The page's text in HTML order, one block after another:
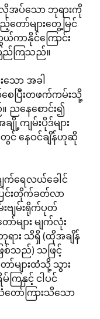
ပ်သော ဘုရားကို
ော်များတွေ့မြင်
ာနိုင်ကြောင်း
ြည်ကြသည်။
သော အခါ
ေပြီးတဖက်ကမ်းသို့
ညနေစောင်း၍
ကျမ်းပိုဒ်များ
င် နေဝင်ချိန်ဟုဆို
က်ရေလယ်ခေါင်
င်းတိုက်ခတ်လာ
ဗျမ်းရိုက်ပုတ်
ျား မျက်လုံး
ား သိရှိ (ထိုအချိန်
စ်သည်) သဖြင့်
များထံသို့ သွား
ြနှင့် ငါပင်
ာ်ကြားသိသော